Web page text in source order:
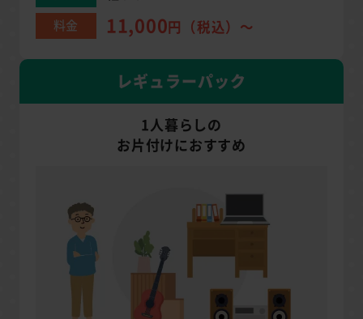
料金 11,000円（税込）～
レギュラーパック
1人暮らしの
お片付けにおすすめ